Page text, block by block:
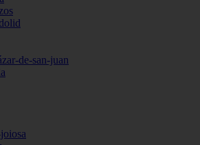
de-san-juan